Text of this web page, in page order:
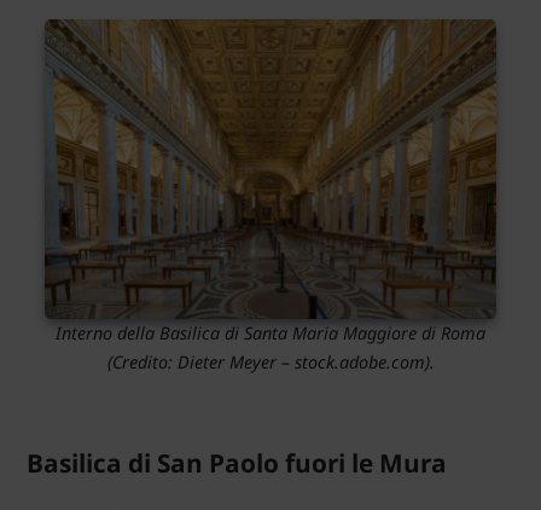
Interno della Basilica di Santa Maria Maggiore di Roma
(Credito: Dieter Meyer – stock.adobe.com).
Basilica di San Paolo fuori le Mura